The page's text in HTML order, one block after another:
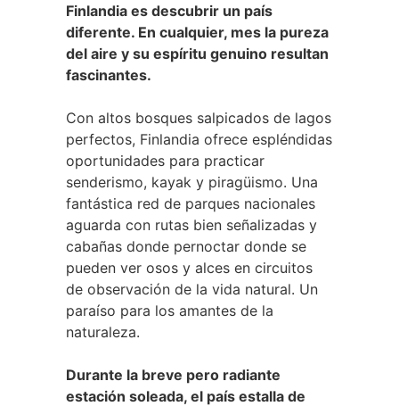
Finlandia es descubrir un país
diferente. En cualquier, mes la pureza
del aire y su espíritu genuino resultan
fascinantes.
Con altos bosques salpicados de lagos
perfectos, Finlandia ofrece espléndidas
oportunidades para practicar
senderismo, kayak y piragüismo. Una
fantástica red de parques nacionales
aguarda con rutas bien señalizadas y
cabañas donde pernoctar donde se
pueden ver osos y alces en circuitos
de observación de la vida natural. Un
paraíso para los amantes de la
naturaleza.
Durante la breve pero radiante
estación soleada, el país estalla de